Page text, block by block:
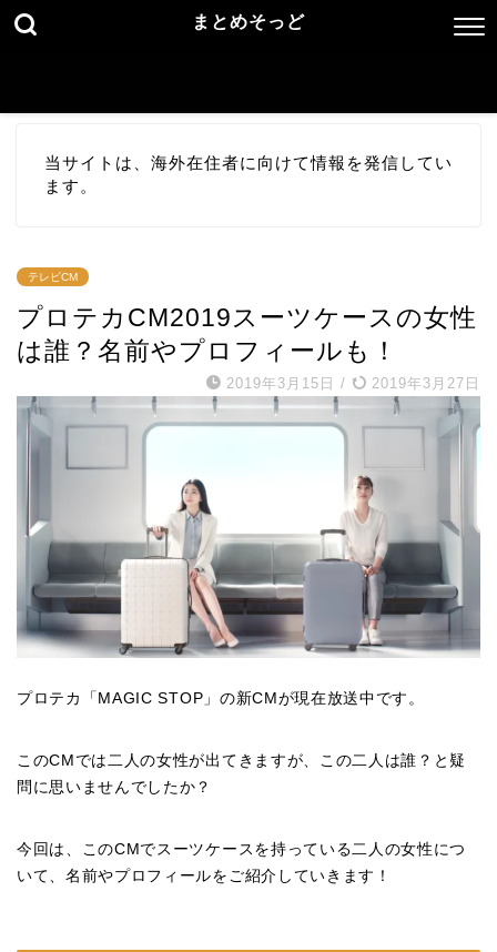
まとめそっど
当サイトは、海外在住者に向けて情報を発信してい
ます。
テレビCM
プロテカCM2019スーツケースの女性
は誰？名前やプロフィールも！
2019年3月15日 / 2019年3月27日
プロテカ「MAGIC STOP」の新CMが現在放送中です。
このCMでは二人の女性が出てきますが、この二人は誰？と疑
問に思いませんでしたか？
今回は、このCMでスーツケースを持っている二人の女性につ
いて、名前やプロフィールをご紹介していきます！